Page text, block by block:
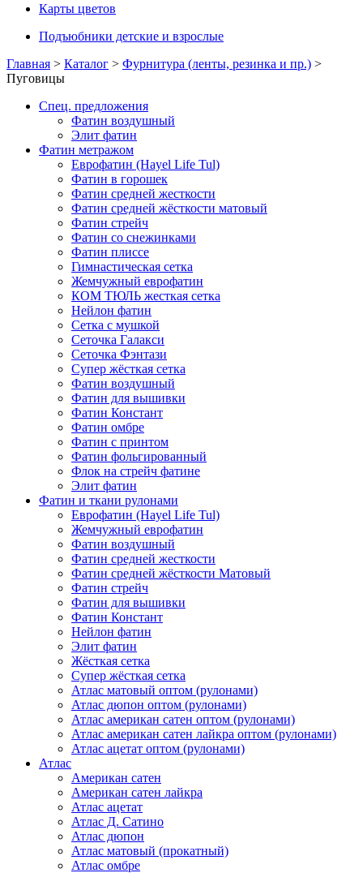
Карты цветов
Подъюбники детские и взрослые
Главная > Каталог > Фурнитура (ленты, резинка и пр.) >
Пуговицы
Спец. предложения
Фатин воздушный
Элит фатин
Фатин метражом
Еврофатин (Hayel Life Tul)
Фатин в горошек
Фатин средней жесткости
Фатин средней жёсткости матовый
Фатин стрейч
Фатин со снежинками
Фатин плиссе
Гимнастическая сетка
Жемчужный еврофатин
КОМ ТЮЛЬ жесткая сетка
Нейлон фатин
Сетка с мушкой
Сеточка Галакси
Сеточка Фэнтази
Супер жёсткая сетка
Фатин воздушный
Фатин для вышивки
Фатин Констант
Фатин омбре
Фатин с принтом
Фатин фольгированный
Флок на стрейч фатине
Элит фатин
Фатин и ткани рулонами
Еврофатин (Hayel Life Tul)
Жемчужный еврофатин
Фатин воздушный
Фатин средней жесткости
Фатин средней жёсткости Матовый
Фатин стрейч
Фатин для вышивки
Фатин Констант
Нейлон фатин
Элит фатин
Жёсткая сетка
Супер жёсткая сетка
Атлас матовый оптом (рулонами)
Атлас дюпон оптом (рулонами)
Атлас американ сатен оптом (рулонами)
Атлас американ сатен лайкра оптом (рулонами)
Атлас ацетат оптом (рулонами)
Атлас
Американ сатен
Американ сатен лайкра
Атлас ацетат
Атлас Д. Сатино
Атлас дюпон
Атлас матовый (прокатный)
Атлас омбре